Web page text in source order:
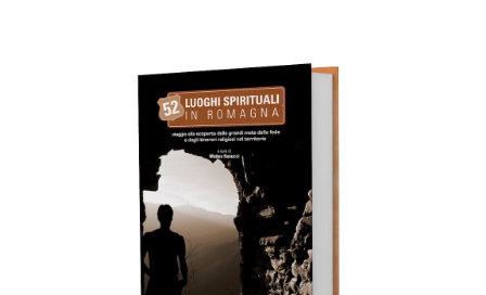
AGGIUNGI AL CARRELLO /